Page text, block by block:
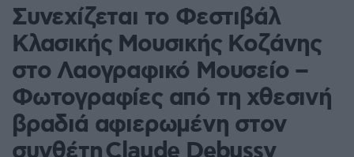
Συνεχίζεται το Φεστιβάλ
Κλασικής Μουσικής Κοζάνης
στο Λαογραφικό Μουσείο –
Φωτογραφίες από τη χθεσινή
βραδιά αφιερωμένη στον